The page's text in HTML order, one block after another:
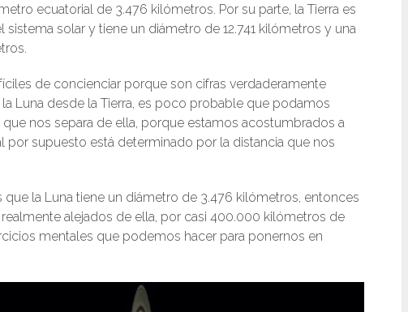
ecuatorial de 3.476 kilómetros. Por su parte, la Tierra es
solar y tiene un diámetro de 12.741 kilómetros y una
de concienciar porque son cifras verdaderamente
Luna desde la Tierra, es poco probable que podamos
nos separa de ella, porque estamos acostumbrados a
por supuesto está determinado por la distancia que nos
la Luna tiene un diámetro de 3.476 kilómetros, entonces
alejados de ella, por casi 400.000 kilómetros de
mentales que podemos hacer para ponernos en